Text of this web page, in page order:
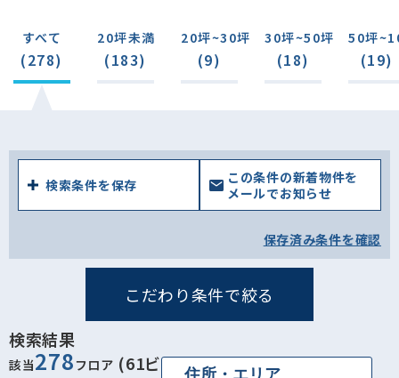
すべて
(278)
20坪未満
(183)
20坪~30坪
(9)
30坪~50坪
(18)
50坪
(19)
検索条件を保存
この条件の新着物件を
メールでお知らせ
保存済み条件を確認
こだわり条件で絞る
検索結果
該当278 フロア (61ビル)